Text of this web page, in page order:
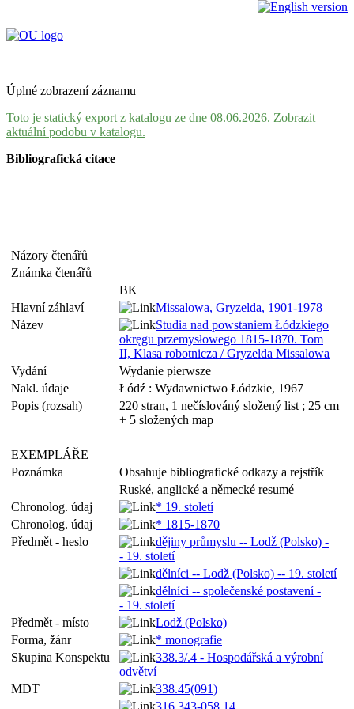
Úplné zobrazení záznamu
Toto je statický export z katalogu ze dne 08.06.2026. Zobrazit
aktuální podobu v katalogu.
Bibliografická citace
Názory čtenářů
Známka čtenářů
BK
Hlavní záhlaví
Missalowa, Gryzelda, 1901-1978
Název
Studia nad powstaniem Łódzkiego
okręgu przemysłowego 1815-1870. Tom
II, Klasa robotnicza / Gryzelda Missalowa
Vydání
Wydanie pierwsze
Nakl. údaje
Łódź : Wydawnictwo Łódzkie, 1967
Popis (rozsah)
220 stran, 1 nečíslováný složený list ; 25 cm
+ 5 složených map
EXEMPLÁŘE
Poznámka
Obsahuje bibliografické odkazy a rejstřík
Ruské, anglické a německé resumé
Chronolog. údaj
* 19. století
Chronolog. údaj
* 1815-1870
Předmět - heslo
dějiny průmyslu -- Lodž (Polsko) -
- 19. století
dělníci -- Lodž (Polsko) -- 19. století
dělníci -- společenské postavení -
- 19. století
Předmět - místo
Lodž (Polsko)
Forma, žánr
* monografie
Skupina Konspektu
338.3/.4 - Hospodářská a výrobní
odvětví
MDT
338.45(091)
316.343-058.14